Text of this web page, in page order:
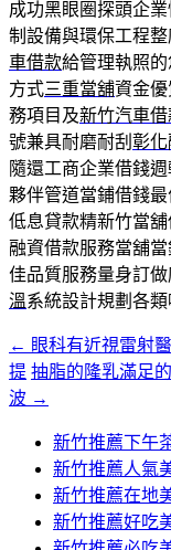
成功黑眼圈探頭企
制設備與環保工程
車借款給管理執照
方式三重當舖資金
務項目及新竹汽車借
號兼具耐磨耐刮 彰化
隨還工商企業借錢週
夥伴管道當鋪借錢
低息貸款精新竹當
融資借款服務當舖
佳品質服務量身訂
溫系統設計規劃各
文
章
← 眼科有近視雷射
提 抽脂的隆乳滿足
波 →
新竹推薦下午
新竹推薦人氣
新竹推薦在地
新竹推薦好吃